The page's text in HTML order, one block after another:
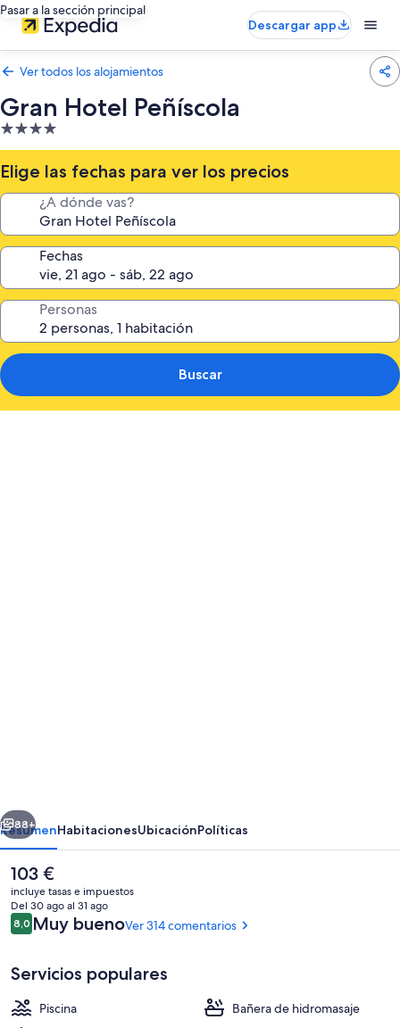
Pasar a la sección principal
Descargar app
Ver todos los alojamientos
Gran Hotel Peñíscola
Alojamiento
de
4.0 estrellas
Elige las fechas para ver los precios
¿A dónde vas?
Fechas
Personas
Buscar
Ubicación a pie de playa, servicio de
Siguiente
88+
ResumenHabitacionesUbicaciónPolíticas
El
precio
actual
es
de
103 €
incluye tasas e impuestos
Del 30 ago al 31 ago
Comentarios
8,08,0 de 10
Muy buenoVer 314 comentarios
Servicios populares
Piscina
Bañera de hidromasaje